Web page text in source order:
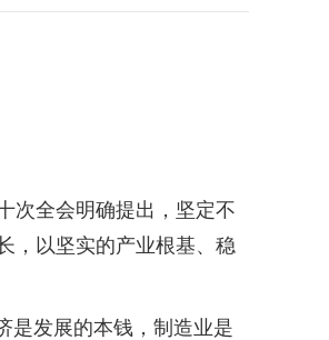
次全会明确提出，坚定不
，以坚实的产业根基、稳
发展的本钱，制造业是